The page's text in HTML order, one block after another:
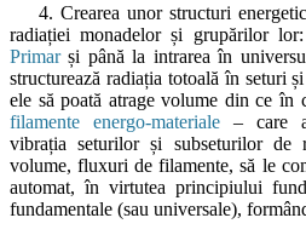
4. Crearea unor structuri
radiației monadelor și grupărilor
Primarși până la intrarea în
structurează radiația totoală în seturi
ele să poată atrage volume din ce în
filamente energo-materiale – care
vibrația seturilor și subseturilor de
volume, fluxuri de filamente, să le
automat, în virtutea principiului
fundamentale (sau universale),